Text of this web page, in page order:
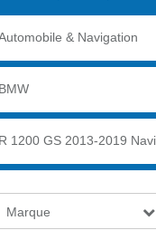
& Navigation
BMW
R 1200 GS 2013-2019
Marque